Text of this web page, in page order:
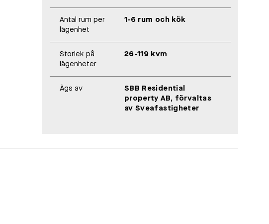
Antal rum per
lägenhet
1-6 rum och kök
Storlek på
lägenheter
26-119 kvm
Ägs av
SBB Residential
property AB, förvaltas
av Sveafastigheter